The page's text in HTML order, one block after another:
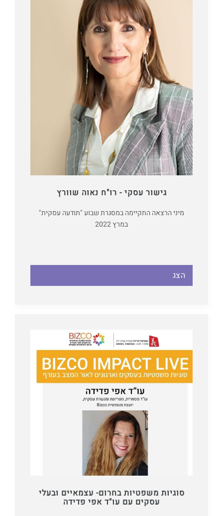
גישור עסקי - רו"ח נאוה שוורץ
מיני הרצאה התקיימה במסגרת שבוע "תודעה עסקית"
במרץ 2022
הצג
סוגיות משפטיות בחרום- עצמאיים ובעלי
עסקים עם עו"ד אפי פדידה